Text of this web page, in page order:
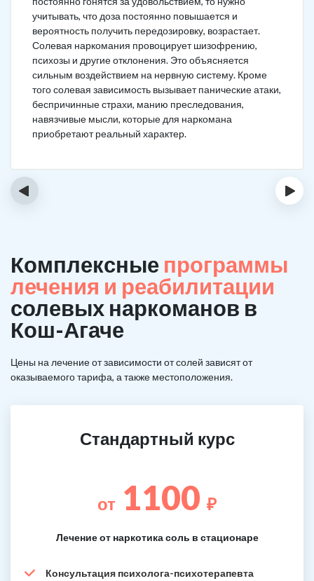
учитывать, что доза постоянно повышается и
вероятность получить передозировку, возрастает.
Солевая наркомания провоцирует шизофрению,
психозы и другие отклонения. Это объясняется
сильным воздействием на нервную систему. Кроме
того солевая зависимость вызывает панические атаки,
беспричинные страхи, манию преследования,
навязчивые мысли, которые для наркомана
приобретают реальный характер.
‹ ›
Комплексные программы
лечения и реабилитации
солевых наркоманов в
Кош-Агаче
Цены на лечение от зависимости от солей зависят от
оказываемого тарифа, а также местоположения.
Стандартный курс
от 1100 ₽
Лечение от наркотика соль в стационаре
Консультация психолога-психотерапевта